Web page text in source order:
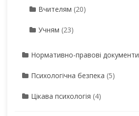
Вчителям (20)
Учням (23)
Нормативно-правові документи
Психологічна безпека (5)
Цікава психологія (4)